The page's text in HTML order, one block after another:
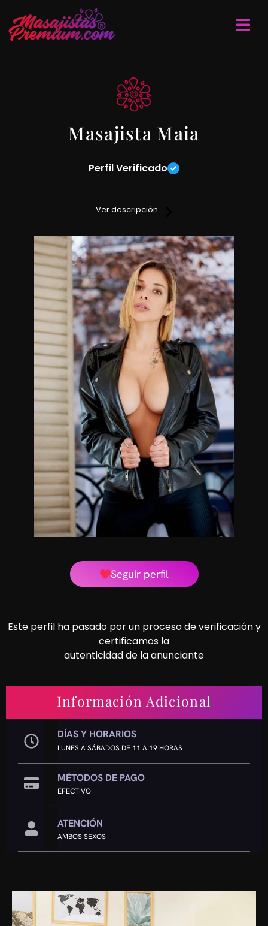
Masajista Maia
Perfil Verificado
descontracturantes y sedativos sobre camilla.
climatizado.
Si deseas más información entra en contacto conmigo.
Masajistas en Alto Palermo.
Ver descripción
Seguir perfil
Este perfil ha pasado por un proceso de verificación y
certificamos la
autenticidad de la anunciante
Información Adicional
DÍAS Y HORARIOS
LUNES A SÁBADOS DE 11 A 19 HORAS
MÉTODOS DE PAGO
EFECTIVO
ATENCIÓN
AMBOS SEXOS